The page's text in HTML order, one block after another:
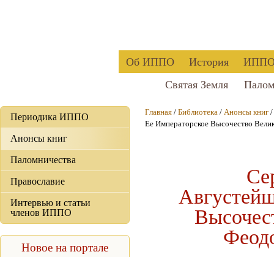
Об ИППО История
ИППО
Святая Земля
Периодика ИППО
Анонсы книг
Паломничества
Православие
Интервью и статьи
членов ИППО
Новое на портале
Главная / Библиотека / Анонсы книг /
Ее Императорское Высочество